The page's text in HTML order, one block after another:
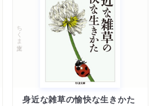
ちくま文庫
身近な雑草の愉快な生きかた